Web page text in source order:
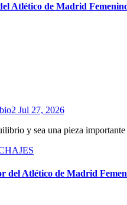
Atlético de Madrid
Jul 27, 2026
y sea una pieza
del Atlético de Madrid